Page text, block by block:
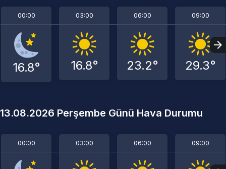
00:00
16.8°
03:00
16.8°
06:00
23.2°
09:00
29.3°
13.08.2026 Perşembe Günü Hava Durumu
00:00 03:00 06:00 09:00